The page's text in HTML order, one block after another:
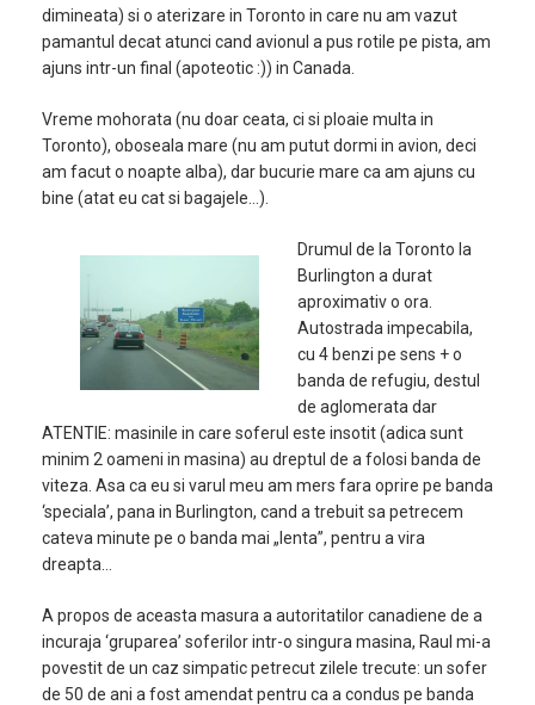
dimineata) si o aterizare in Toronto in care nu am vazut
pamantul decat atunci cand avionul a pus rotile pe pista, am
ajuns intr-un final (apoteotic :)) in Canada.
Vreme mohorata (nu doar ceata, ci si ploaie multa in
Toronto), oboseala mare (nu am putut dormi in avion, deci
am facut o noapte alba), dar bucurie mare ca am ajuns cu
bine (atat eu cat si bagajele…).
Drumul de la Toronto la
Burlington a durat
aproximativ o ora.
Autostrada impecabila,
cu 4 benzi pe sens + o
banda de refugiu, destul
de aglomerata dar
ATENTIE: masinile in care soferul este insotit (adica sunt
minim 2 oameni in masina) au dreptul de a folosi banda de
viteza. Asa ca eu si varul meu am mers fara oprire pe banda
‘speciala’, pana in Burlington, cand a trebuit sa petrecem
cateva minute pe o banda mai „lenta”, pentru a vira
dreapta…
A propos de aceasta masura a autoritatilor canadiene de a
incuraja ‘gruparea’ soferilor intr-o singura masina, Raul mi-a
povestit de un caz simpatic petrecut zilele trecute: un sofer
de 50 de ani a fost amendat pentru ca a condus pe banda